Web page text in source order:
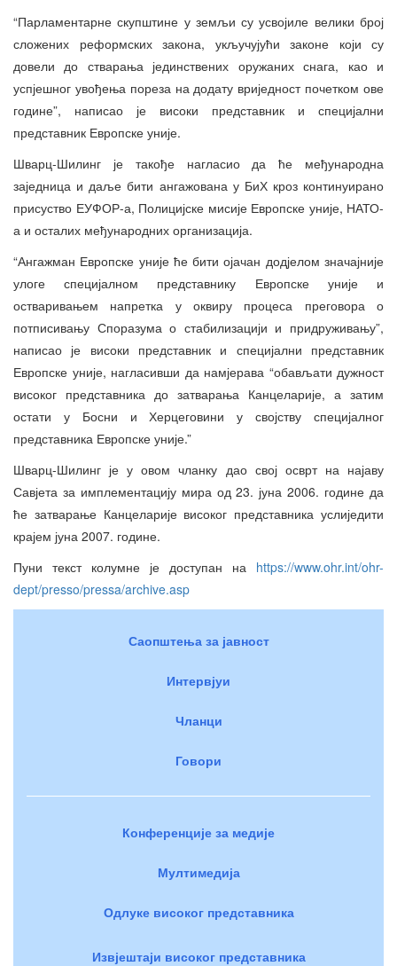
“Парламентарне скупштине у земљи су усвојиле велики број
сложених реформских закона, укључујући законе који су
довели до стварања јединствених оружаних снага, као и
успјешног увођења пореза на додату вриједност почетком ове
године”, написао је високи представник и специјални
представник Европске уније.
Шварц-Шилинг је такође нагласио да ће међународна
заједница и даље бити ангажована у БиХ кроз континуирано
присуство ЕУФОР-а, Полицијске мисије Европске уније, НАТО-
а и осталих међународних организација.
“Ангажман Европске уније ће бити ојачан додјелом значајније
улоге специјалном представнику Европске уније и
остваривањем напретка у оквиру процеса преговора о
потписивању Споразума о стабилизацији и придруживању”,
написао је високи представник и специјални представник
Европске уније, нагласивши да намјерава “обављати дужност
високог представника до затварања Канцеларије, а затим
остати у Босни и Херцеговини у својству специјалног
представника Европске уније.”
Шварц-Шилинг је у овом чланку дао свој осврт на најаву
Савјета за имплементацију мира од 23. јуна 2006. године да
ће затварање Канцеларије високог представника услиједити
крајем јуна 2007. године.
Пуни текст колумне је доступан на https://www.ohr.int/ohr-
dept/presso/pressa/archive.asp
Саопштења за јавност
Интервјуи
Чланци
Говори
Конференције за медије
Мултимедија
Одлуке високог представника
Извјештаји високог представника